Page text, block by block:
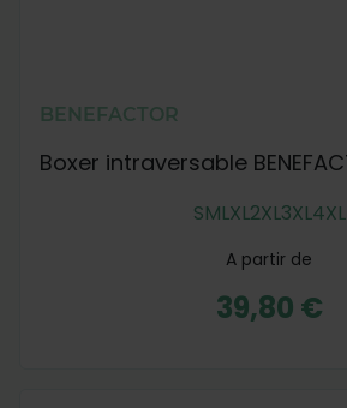
BENEFACTOR
Boxer intraversable
SMLXL2XL3XL4XL
A partir de
39,80 €